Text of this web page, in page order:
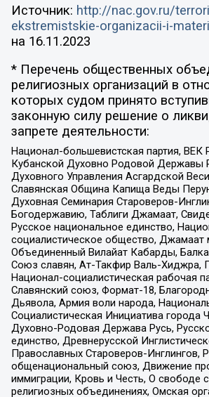
Источник: http://nac.gov.ru/
ekstremistskie-organizacii-i-
на 16.11.2023
* Перечень общественных
религиозных организаций в
которых судом принято
законную силу решение о
запрете деятельности:
Национал-большевистская партия, ВЕК
Кубанской Духовно Родовой Державы
Духовного Управления Асгардской
Славянская Община Капища Веды
Духовная Семинария Староверов-
Богодержавию, Таблиги Джамаат,
Русское национальное единство,
социалистическое общество, Джамаат
Объединенный Вилайат Кабарды,
Союз славян, Ат-Такфир Валь-Хиджра,
Национал-социалистическая рабочая
Славянский союз, Формат-18,
Дьявола, Армия воли народа,
Социалистическая Инициатива города
Духовно-Родовая Держава Русь,
единство, Древнерусской
Православных Староверов-Инглингов,
общенациональный союз, Движение
иммиграции, Кровь и Честь, О свободе
религиозных объединениях, Омская